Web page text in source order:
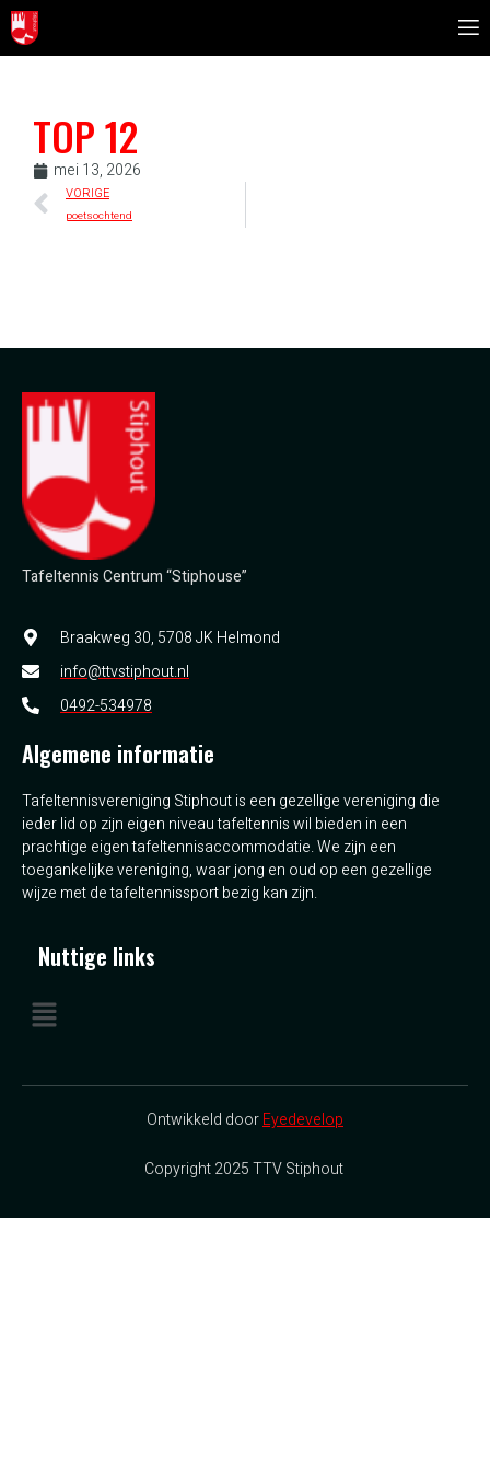
TOP 12
mei 13, 2026
VORIGE
poetsochtend
Tafeltennis Centrum “Stiphouse”
Braakweg 30, 5708 JK Helmond
info@ttvstiphout.nl
0492-534978
Algemene informatie
Tafeltennisvereniging Stiphout is een gezellige vereniging die
ieder lid op zijn eigen niveau tafeltennis wil bieden in een
prachtige eigen tafeltennisaccommodatie. We zijn een
toegankelijke vereniging, waar jong en oud op een gezellige
wijze met de tafeltennissport bezig kan zijn.
Nuttige links
Ontwikkeld doorEyedevelop
Copyright 2025 TTV Stiphout